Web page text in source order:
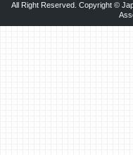
All Right Reserved. Copyright ©